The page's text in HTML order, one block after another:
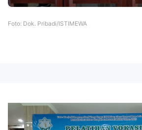
Foto: Dok. Pribadi/ISTIMEWA